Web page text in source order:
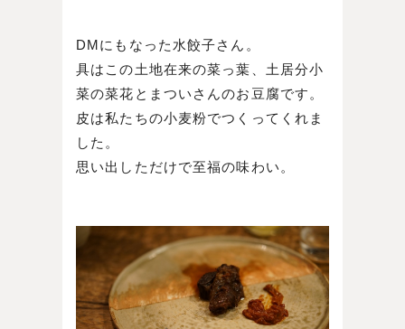
DMにもなった水餃子さん。
具はこの土地在来の菜っ葉、土居分小
菜の菜花とまついさんのお豆腐です。
皮は私たちの小麦粉でつくってくれま
した。
思い出しただけで至福の味わい。